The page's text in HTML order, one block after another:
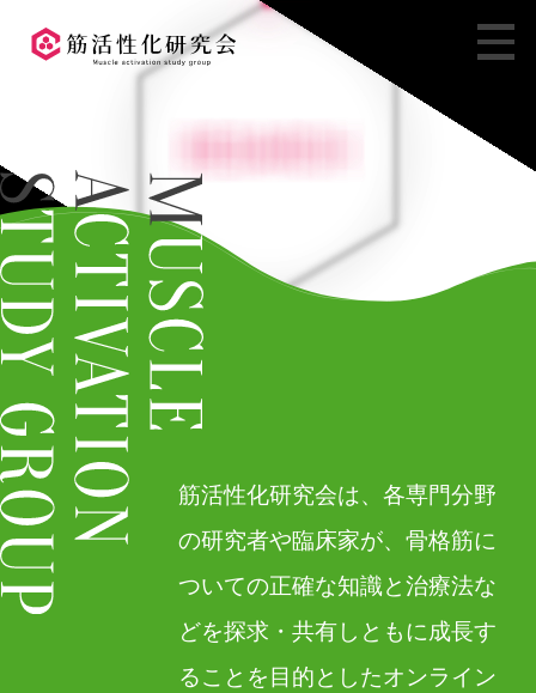
筋活性化研究会は、各専門分野
の研究者や臨床家が、骨格筋に
ついての正確な知識と治療法な
どを探求・共有しともに成長す
ることを目的としたオンライン